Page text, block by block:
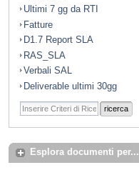
Ultimi 7 gg da RTI
Fatture
D1.7 Report SLA
RAS_SLA
Verbali SAL
Deliverable ultimi 30gg
ricerca
Esplora documenti per...